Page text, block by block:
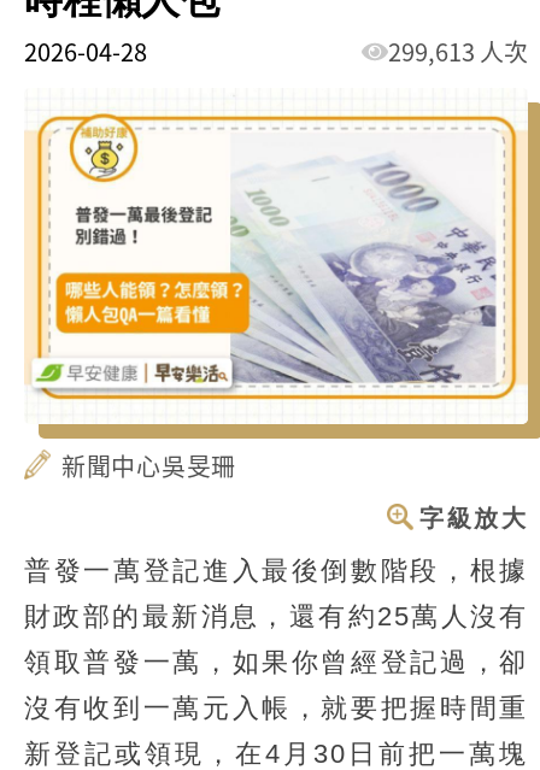
2026-04-28 299,613 人次
新聞中心吳旻珊
字級放大
普發一萬登記進入最後倒數階段，根據
財政部的最新消息，還有約25萬人沒有
領取普發一萬，如果你曾經登記過，卻
沒有收到一萬元入帳，就要把握時間重
新登記或領現，在4月30日前把一萬塊